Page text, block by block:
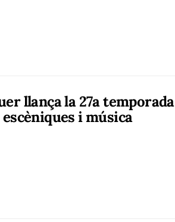
llança la 27a temporada
i música